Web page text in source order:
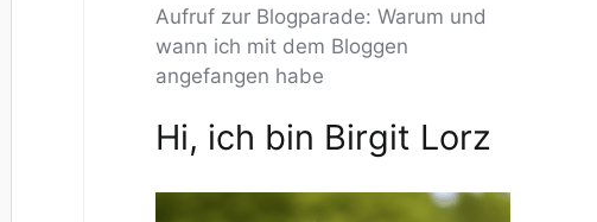
Aufruf zur Blogparade: Warum und
wann ich mit dem Bloggen
angefangen habe
Hi, ich bin Birgit Lorz